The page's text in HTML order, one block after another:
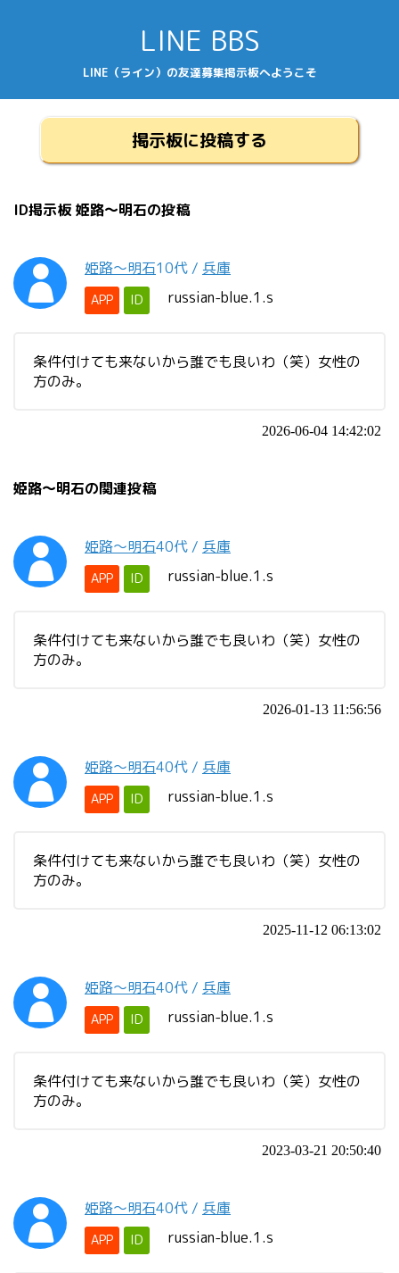
LINE BBS
LINE（ライン）の友達募集掲示板へようこそ
掲示板に投稿する
ID掲示板 姫路〜明石の投稿
姫路〜明石10代 / 兵庫
APP ID russian-blue.1.s
条件付けても来ないから誰でも良いわ（笑）女性の
方のみ。
2026-06-04 14:42:02
姫路〜明石の関連投稿
姫路〜明石40代 / 兵庫
APP ID russian-blue.1.s
条件付けても来ないから誰でも良いわ（笑）女性の
方のみ。
2026-01-13 11:56:56
姫路〜明石40代 / 兵庫
APP ID russian-blue.1.s
条件付けても来ないから誰でも良いわ（笑）女性の
方のみ。
2025-11-12 06:13:02
姫路〜明石40代 / 兵庫
APP ID russian-blue.1.s
条件付けても来ないから誰でも良いわ（笑）女性の
方のみ。
2023-03-21 20:50:40
姫路〜明石40代 / 兵庫
APP ID russian-blue.1.s